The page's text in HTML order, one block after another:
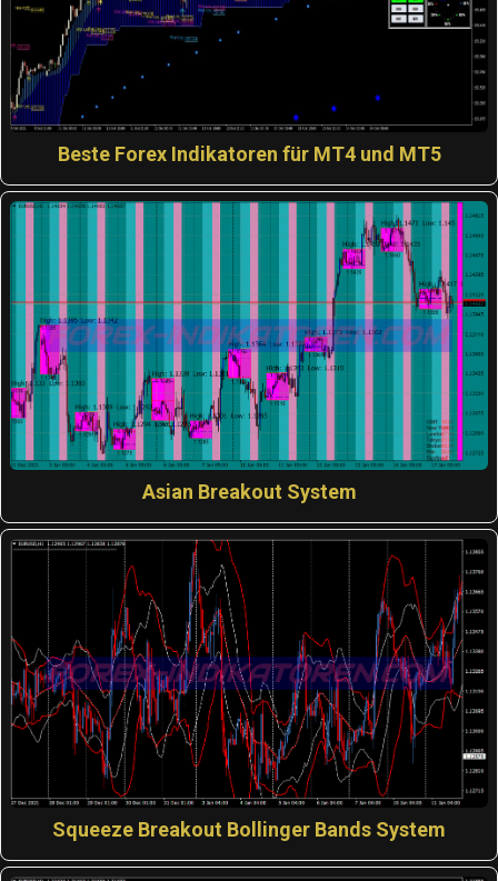
Beste Forex Indikatoren für MT4 und MT5
Asian Breakout System
Squeeze Breakout Bollinger Bands System